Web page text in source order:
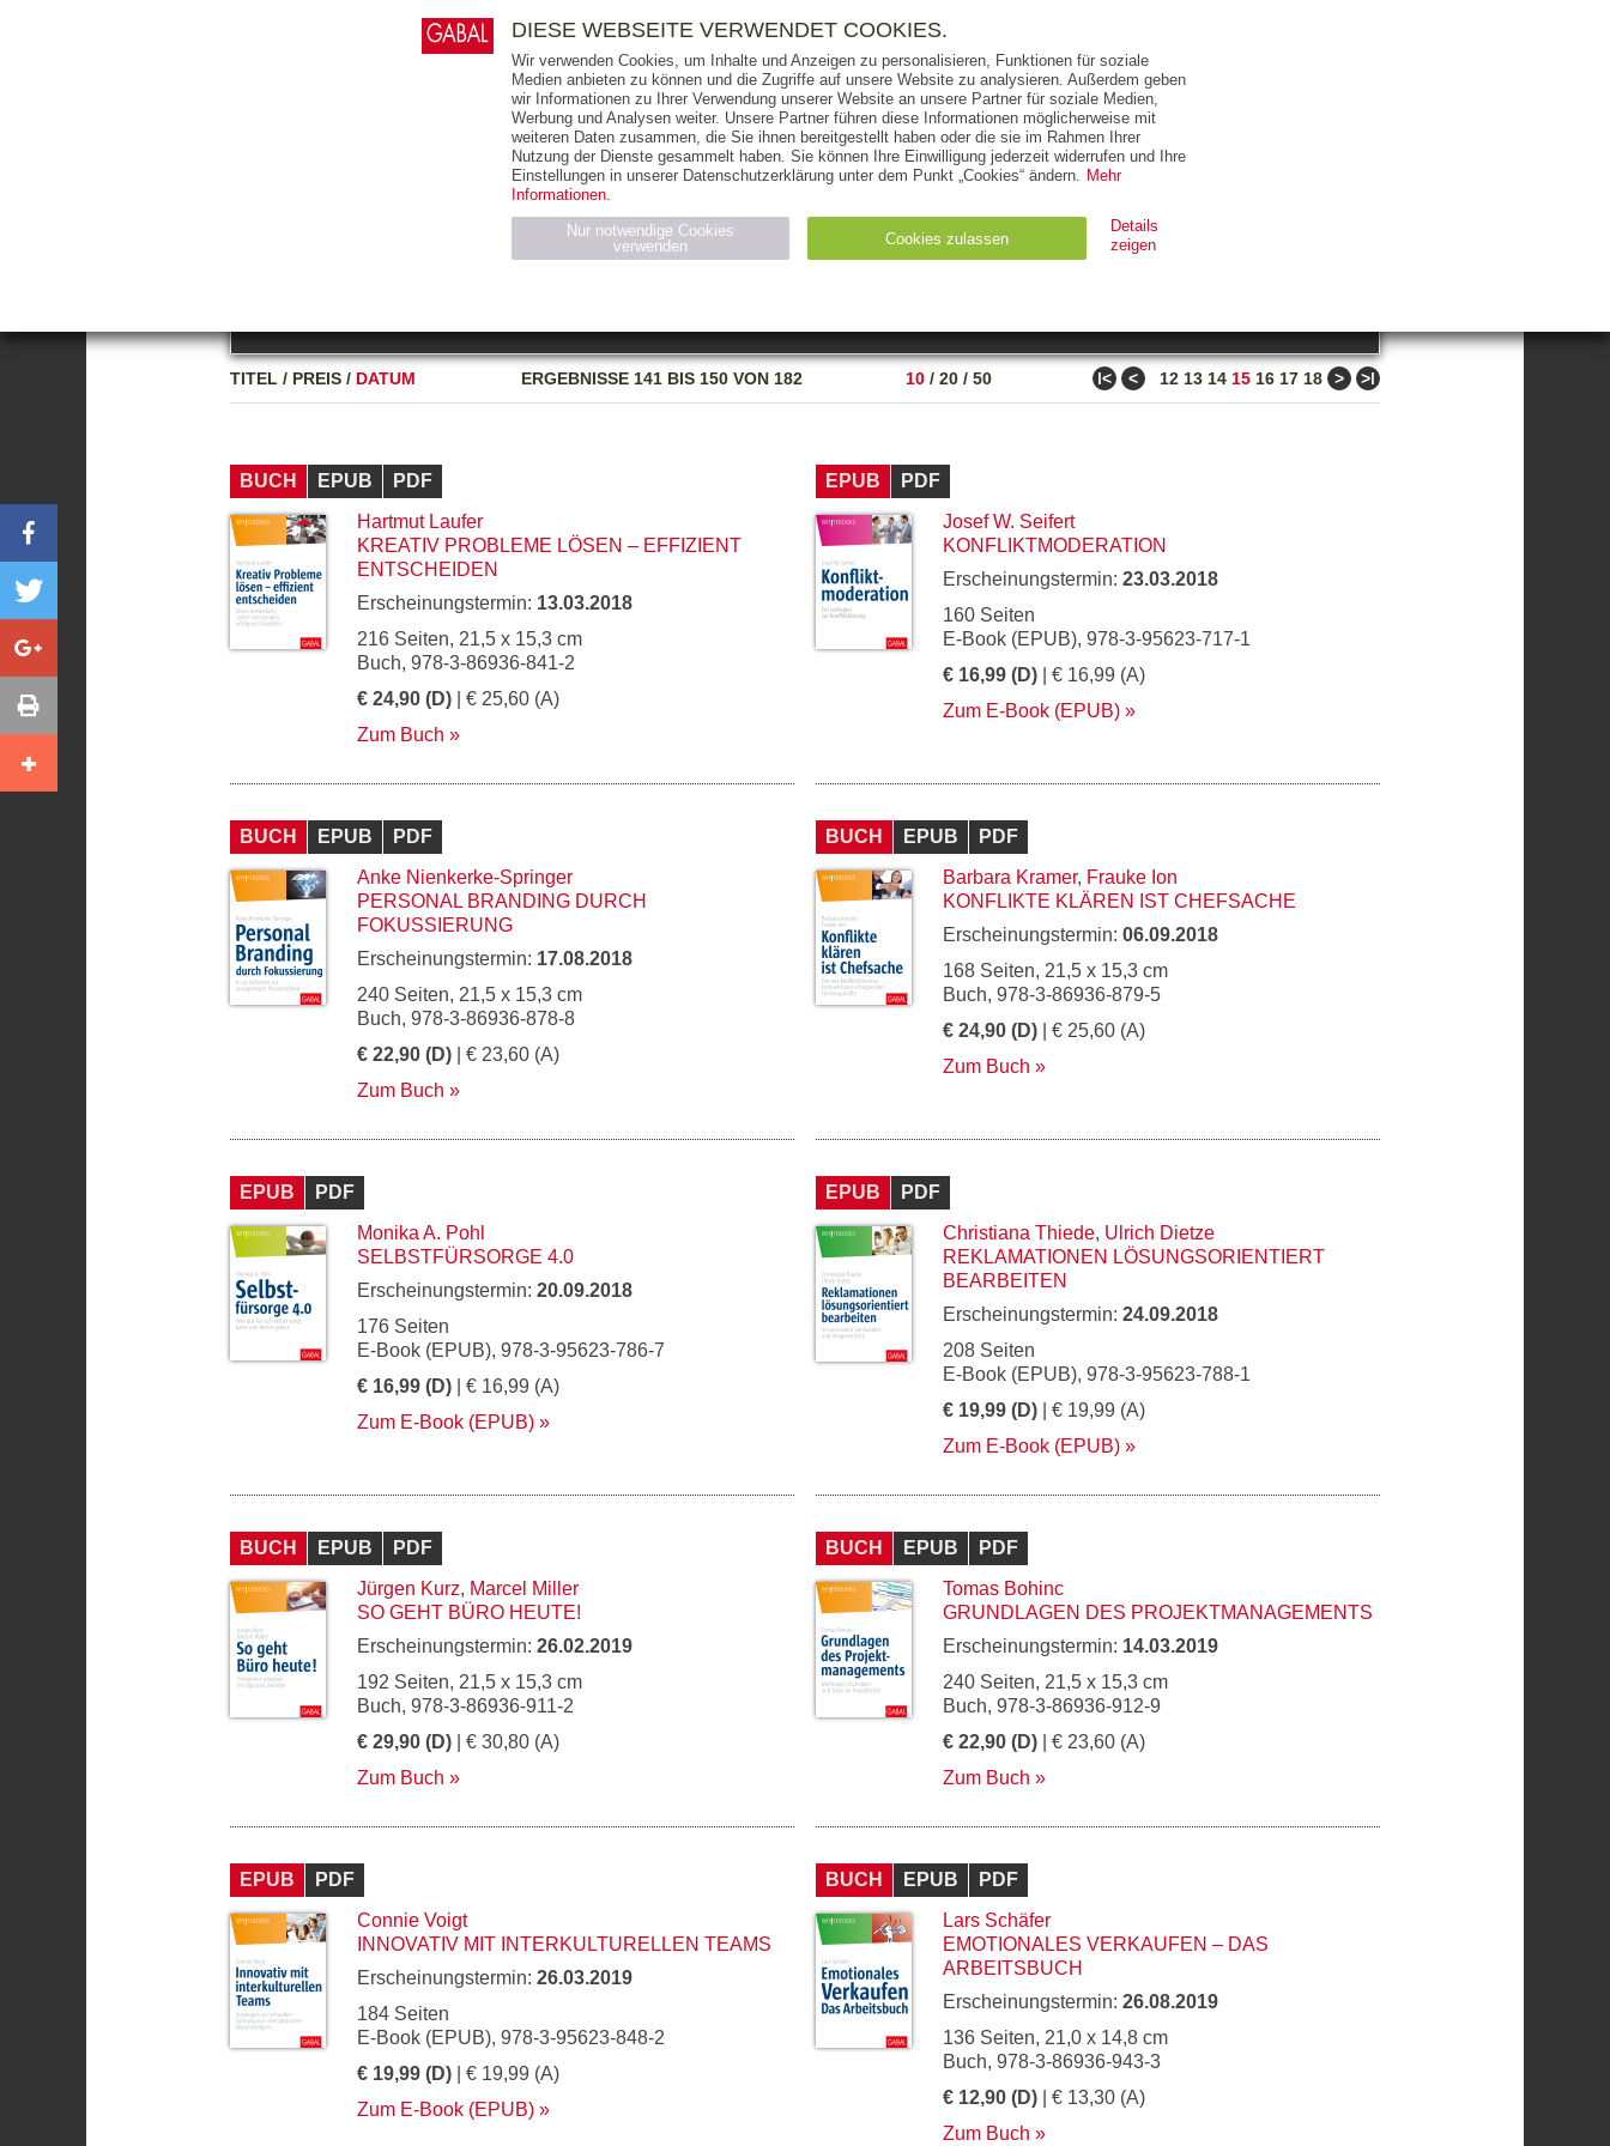
AUSGABEART AUS DER REIHE ZUM THEMA
TITEL / PREIS / DATUM ERGEBNISSE141 BIS 150 VON 182 10 / 20 / 50 ǀ< < 12 13 14 15 16 17 18 > >ǀ
BUCH EPUB
PDF
Hartmut Laufer
KREATIV PROBLEME LÖSEN – EFFIZIENT
ENTSCHEIDEN
Erscheinungstermin: 13.03.2018
216 Seiten, 21,5 x 15,3 cm
Buch, 978-3-86936-841-2
€ 24,90 (D) | € 25,60 (A)
Zum Buch
EPUB
PDF
Josef W. Seifert
KONFLIKTMODERATION
Erscheinungstermin: 23.03.2018
160 Seiten
E-Book (EPUB), 978-3-95623-717-1
€ 16,99 (D) | € 16,99 (A)
Zum E-Book (EPUB)
BUCH EPUB
PDF
Anke Nienkerke-Springer
PERSONAL BRANDING DURCH
FOKUSSIERUNG
Erscheinungstermin: 17.08.2018
240 Seiten, 21,5 x 15,3 cm
Buch, 978-3-86936-878-8
€ 22,90 (D) | € 23,60 (A)
Zum Buch
BUCH EPUB
PDF
Barbara Kramer, Frauke Ion
KONFLIKTE KLÄREN IST CHEFSACHE
Erscheinungstermin: 06.09.2018
168 Seiten, 21,5 x 15,3 cm
Buch, 978-3-86936-879-5
€ 24,90 (D) | € 25,60 (A)
Zum Buch
EPUB
PDF
Monika A. Pohl
SELBSTFÜRSORGE 4.0
Erscheinungstermin: 20.09.2018
176 Seiten
E-Book (EPUB), 978-3-95623-786-7
€ 16,99 (D) | € 16,99 (A)
Zum E-Book (EPUB)
EPUB
PDF
Christiana Thiede, Ulrich Dietze
REKLAMATIONEN LÖSUNGSORIENTIERT
BEARBEITEN
Erscheinungstermin: 24.09.2018
208 Seiten
E-Book (EPUB), 978-3-95623-788-1
€ 19,99 (D) | € 19,99 (A)
Zum E-Book (EPUB)
BUCH EPUB
PDF
Jürgen Kurz, Marcel Miller
SO GEHT BÜRO HEUTE!
Erscheinungstermin: 26.02.2019
192 Seiten, 21,5 x 15,3 cm
Buch, 978-3-86936-911-2
€ 29,90 (D) | € 30,80 (A)
Zum Buch
BUCH EPUB
PDF
Tomas Bohinc
GRUNDLAGEN DES PROJEKTMANAGEMENTS
Erscheinungstermin: 14.03.2019
240 Seiten, 21,5 x 15,3 cm
Buch, 978-3-86936-912-9
€ 22,90 (D) | € 23,60 (A)
Zum Buch
EPUB
PDF
Connie Voigt
INNOVATIV MIT INTERKULTURELLEN TEAMS
Erscheinungstermin: 26.03.2019
184 Seiten
E-Book (EPUB), 978-3-95623-848-2
€ 19,99 (D) | € 19,99 (A)
Zum E-Book (EPUB)
BUCH EPUB
PDF
Lars Schäfer
EMOTIONALES VERKAUFEN – DAS
ARBEITSBUCH
Erscheinungstermin: 26.08.2019
136 Seiten, 21,0 x 14,8 cm
Buch, 978-3-86936-943-3
€ 12,90 (D) | € 13,30 (A)
Zum Buch
E-BOOKS AUDIO-CDS MP3 NON-BOOKS
THEMEN AUTOREN VERLAG
RIGHTS PRESSE HANDEL FÜR UNTERNEHMEN
DIESE WEBSEITE VERWENDET COOKIES.
Wir verwenden Cookies, um Inhalte und Anzeigen zu personalisieren, Funktionen für soziale
Medien anbieten zu können und die Zugriffe auf unsere Website zu analysieren. Außerdem geben
wir Informationen zu Ihrer Verwendung unserer Website an unsere Partner für soziale Medien,
Werbung und Analysen weiter. Unsere Partner führen diese Informationen möglicherweise mit
weiteren Daten zusammen, die Sie ihnen bereitgestellt haben oder die sie im Rahmen Ihrer
Nutzung der Dienste gesammelt haben. Sie können Ihre Einwilligung jederzeit widerrufen und Ihre
Einstellungen in unserer Datenschutzerklärung unter dem Punkt „Cookies“ ändern. Mehr
Informationen.
Nur notwendige Cookies
verwenden
Cookies zulassen
Details
zeigen
Name Anbieter Zweck Ablauf
Typ
CMS_SESSION_ID
gabal-
Wird für die Speicherung der Benutzer-Session verwendet Session HTTP